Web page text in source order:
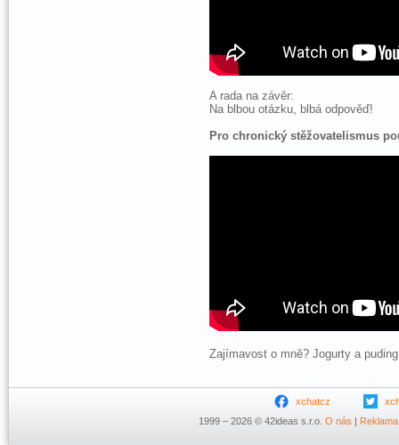
A rada na závěr:
Na blbou otázku, blbá odpověď!
Pro chronický stěžovatelismus
Zajímavost o mně? Jogurty a
xchatcz
1999 – 2026 © 42ideas s.r.o. O nás | Reklama